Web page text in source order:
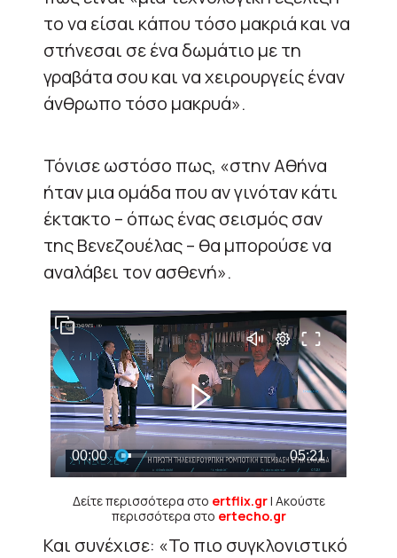
το να είσαι κάπου τόσο μακριά και να
στήνεσαι σε ένα δωμάτιο με τη
γραβάτα σου και να χειρουργείς έναν
άνθρωπο τόσο μακρυά».
Τόνισε ωστόσο πως, «στην Αθήνα
ήταν μια ομάδα που αν γινόταν κάτι
έκτακτο – όπως ένας σεισμός σαν
της Βενεζουέλας – θα μπορούσε να
αναλάβει τον ασθενή».
Δείτε περισσότερα στο ertflix.gr| Ακούστε
περισσότερα στο ertecho.gr
Και συνέχισε: «Το πιο συγκλονιστικό